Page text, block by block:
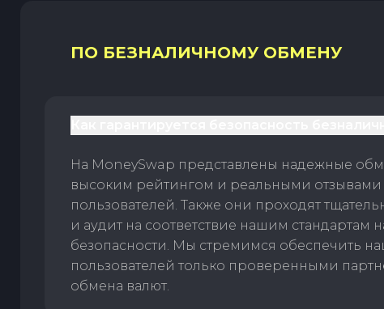
ПО БЕЗНАЛИЧНОМУ ОБМЕНУ
На MoneySwap представлены надежные
высоким рейтингом и реальными отзывами
пользователей. Также они проходят
и аудит на соответствие нашим стандартам
безопасности. Мы стремимся обеспечить
пользователей только проверенными
обмена валют.